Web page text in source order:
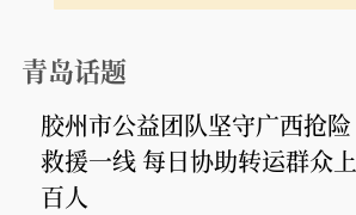
青岛话题
胶州市公益团队坚守广西抢险
救援一线 每日协助转运群众上
百人